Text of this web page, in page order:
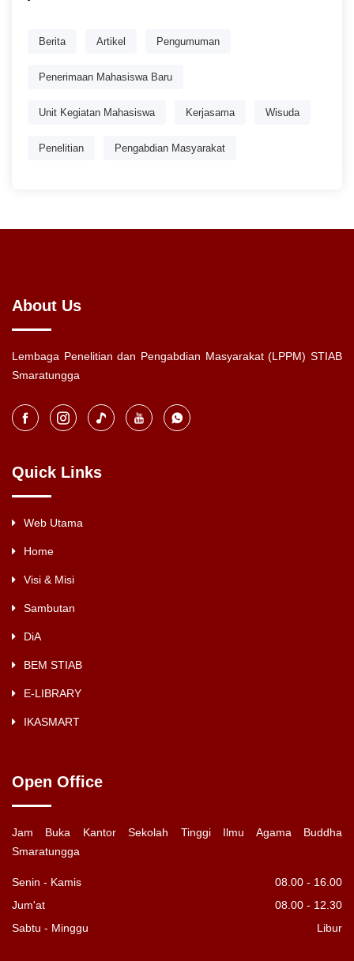
Berita Artikel Pengumuman
Penerimaan Mahasiswa Baru
Unit Kegiatan Mahasiswa Kerjasama Wisuda
Penelitian Pengabdian Masyarakat
About Us
Lembaga Penelitian dan Pengabdian Masyarakat (LPPM) STIAB
Smaratungga
Quick Links
Web Utama
Home
Visi & Misi
Sambutan
DiA
BEM STIAB
E-LIBRARY
IKASMART
Open Office
Jam Buka Kantor Sekolah Tinggi Ilmu Agama Buddha
Smaratungga
Senin - Kamis
08.00 - 16.00
Jum'at
08.00 - 12.30
Sabtu - Minggu
Libur